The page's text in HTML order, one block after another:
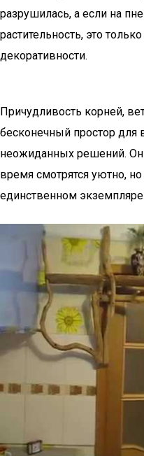
разрушилась, а если на
растительность, это
декоративности.
Причудливость корней,
бесконечный простор
неожиданных решений.
время смотрятся уютно,
единственном экземпляре.